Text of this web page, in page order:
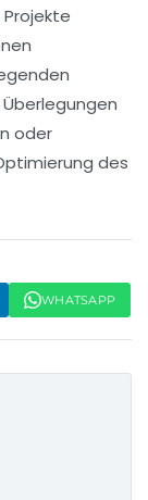
oder
des
WHATSAPP